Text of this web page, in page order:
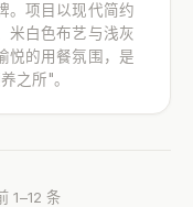
。项目以现代简约
米白色布艺与浅灰
悦的用餐氛围，是
之所"。
1–12 条